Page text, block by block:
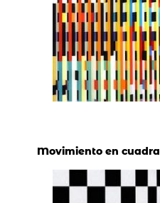
Movimiento en